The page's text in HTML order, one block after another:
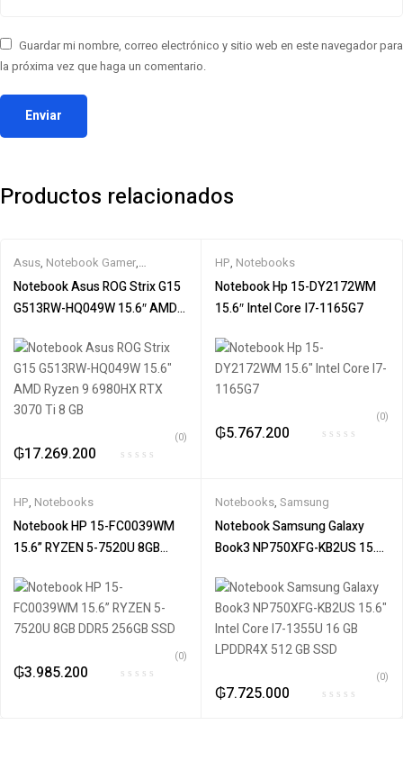
Guardar mi nombre, correo electrónico y sitio web en este navegador para
la próxima vez que haga un comentario.
Productos relacionados
Asus, Notebook Gamer,
Notebooks
Notebook Asus ROG Strix G15
G513RW-HQ049W 15.6″ AMD
GB
₲17.269.200
(0)
HP, Notebooks
Notebook Hp 15-DY2172WM
15.6″ Intel Core I7-1165G7
₲5.767.200
(0)
HP, Notebooks
Notebook HP 15-FC0039WM
15.6” RYZEN 5-7520U 8GB
₲3.985.200
(0)
Notebooks, Samsung
Notebook Samsung Galaxy
Book3 NP750XFG-KB2US 15.6″
LPDDR4X 512 GB SSD
₲7.725.000
(0)